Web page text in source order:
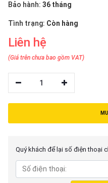
Bảo hành: 36 tháng
Tình trạng: Còn hàng
Liên hệ
(Giá trên chưa bao gồm VAT)
1
Quý khách để lại số điện thoại
NGÔN
NGỮ
Tiếng